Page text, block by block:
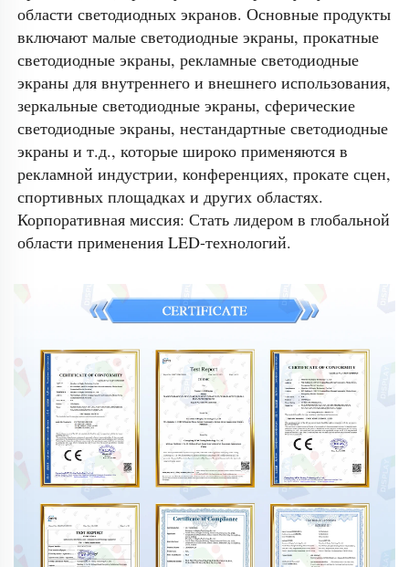
области светодиодных экранов. Основные продукты
включают малые светодиодные экраны, прокатные
светодиодные экраны, рекламные светодиодные
экраны для внутреннего и внешнего использования,
зеркальные светодиодные экраны, сферические
светодиодные экраны, нестандартные светодиодные
экраны и т.д., которые широко применяются в
рекламной индустрии, конференциях, прокате сцен,
спортивных площадках и других областях.
Корпоративная миссия: Стать лидером в глобальной
области применения LED-технологий.